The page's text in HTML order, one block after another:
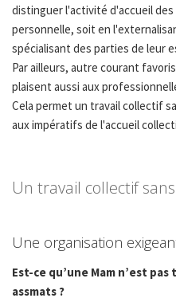
distinguer l'activité d'accueil
personnelle, soit en
spécialisant des parties de leur
Par ailleurs, autre courant
plaisent aussi aux
Cela permet un travail collectif
aux impératifs de l'accueil
Un travail collectif
Une organisation
Est-ce qu’une Mam n’est
assmats ?